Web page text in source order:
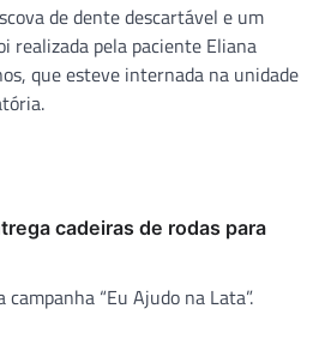
de dente descartável e um
realizada pela paciente Eliana
que esteve internada na unidade
cadeiras de rodas para
“Eu Ajudo na Lata”.